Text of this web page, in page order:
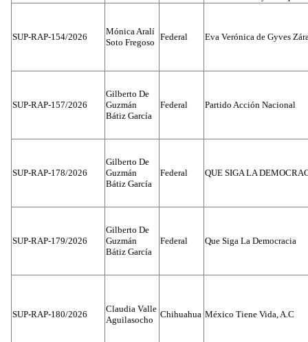
SUP-RAP-154/2026
Mónica Aralí
Soto Fregoso
Federal Eva Verónica de Gyves
SUP-RAP-157/2026
Gilberto De
Guzmán
Bátiz García
Federal Partido Acción Nacional
SUP-RAP-178/2026
Gilberto De
Guzmán
Bátiz García
Federal QUE SIGA LA
SUP-RAP-179/2026
Gilberto De
Guzmán
Bátiz García
Federal Que Siga La Democracia
SUP-RAP-180/2026
Claudia Valle
Aguilasocho
Chihuahua México Tiene Vida, A.C